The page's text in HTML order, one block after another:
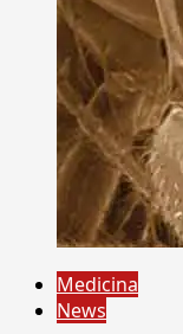
Medicina
News